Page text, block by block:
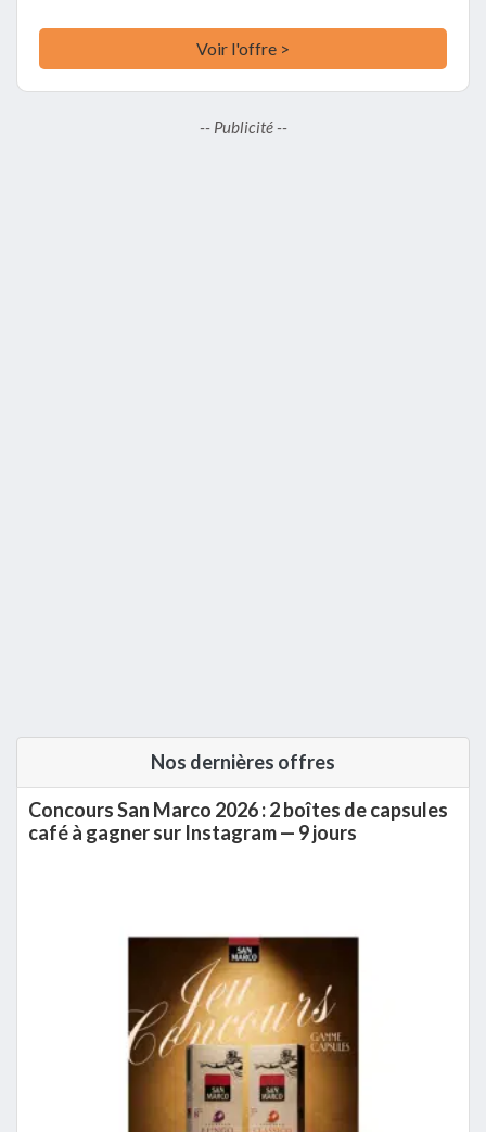
Voir l'offre >
-- Publicité --
latérale
principale
Nos dernières offres
Concours San Marco 2026 : 2 boîtes de capsules
café à gagner sur Instagram — 9 jours